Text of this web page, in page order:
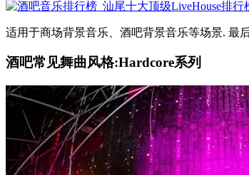
适用于商场背景音乐、酒吧背景音乐等场景. 最
酒吧常见舞曲风格:Hardcore系列